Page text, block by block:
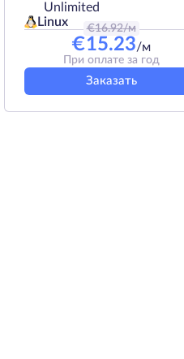
Unlimited
Linux
€16.92/м
€15.23/м
При оплате за год
Заказать